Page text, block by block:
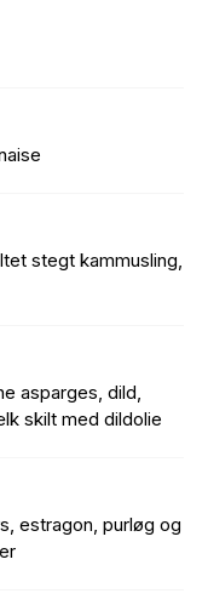
stegt kammusling,
asparges, dild,
skilt med dildolie
estragon, purløg og